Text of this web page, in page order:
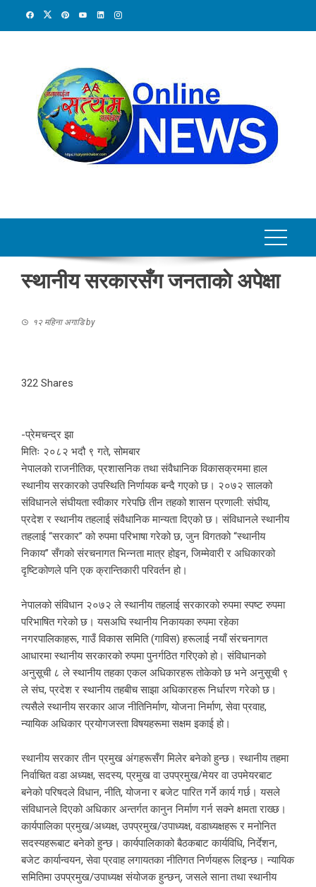
स्थानीय सरकारसँग जनताकाे अपेक्षा
१२ महिना अगाडिby
322 Shares
-प्रेमचन्द्र झा
मितिः २०८२ भदौ ९ गते, सोमबार
नेपालको राजनीतिक, प्रशासनिक तथा संवैधानिक विकासक्रममा हाल
स्थानीय सरकारको उपस्थिति निर्णायक बन्दै गएको छ। २०७२ सालको
संविधानले संघीयता स्वीकार गरेपछि तीन तहको शासन प्रणाली: संघीय,
प्रदेश र स्थानीय तहलाई संवैधानिक मान्यता दिएको छ। संविधानले स्थानीय
तहलाई “सरकार” को रुपमा परिभाषा गरेको छ, जुन विगतको “स्थानीय
निकाय” सँगको संरचनागत भिन्नता मात्र होइन, जिम्मेवारी र अधिकारको
दृष्टिकोणले पनि एक क्रान्तिकारी परिवर्तन हो।
नेपालको संविधान २०७२ ले स्थानीय तहलाई सरकारको रुपमा स्पष्ट रुपमा
परिभाषित गरेको छ। यसअघि स्थानीय निकायका रुपमा रहेका
नगरपालिकाहरू, गाउँ विकास समिति (गाविस) हरूलाई नयाँ संरचनागत
आधारमा स्थानीय सरकारको रुपमा पुनर्गठित गरिएको हो। संविधानको
अनुसूची ८ ले स्थानीय तहका एकल अधिकारहरू तोकेको छ भने अनुसूची ९
ले संघ, प्रदेश र स्थानीय तहबीच साझा अधिकारहरू निर्धारण गरेको छ।
त्यसैले स्थानीय सरकार आज नीतिनिर्माण, योजना निर्माण, सेवा प्रवाह,
न्यायिक अधिकार प्रयोगजस्ता विषयहरूमा सक्षम इकाई हो।
स्थानीय सरकार तीन प्रमुख अंगहरूसँग मिलेर बनेको हुन्छ। स्थानीय तहमा
निर्वाचित वडा अध्यक्ष, सदस्य, प्रमुख वा उपप्रमुख/मेयर वा उपमेयरबाट
बनेको परिषदले विधान, नीति, योजना र बजेट पारित गर्ने कार्य गर्छ। यसले
संविधानले दिएको अधिकार अन्तर्गत कानुन निर्माण गर्न सक्ने क्षमता राख्छ।
कार्यपालिका प्रमुख/अध्यक्ष, उपप्रमुख/उपाध्यक्ष, वडाध्यक्षहरू र मनोनित
सदस्यहरूबाट बनेको हुन्छ। कार्यपालिकाको बैठकबाट कार्यविधि, निर्देशन,
बजेट कार्यान्वयन, सेवा प्रवाह लगायतका नीतिगत निर्णयहरू लिइन्छ। न्यायिक
समितिमा उपप्रमुख/उपाध्यक्ष संयोजक हुन्छन्, जसले साना तथा स्थानीय